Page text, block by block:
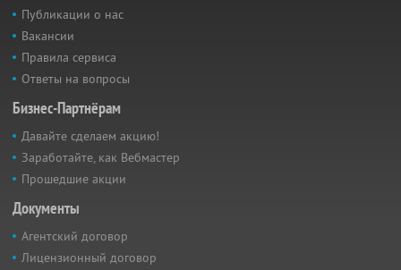
Публикации о нас
Вакансии
Правила сервиса
Ответы на вопросы
Бизнес-Партнёрам
Давайте сделаем акцию!
Заработайте, как Вебмастер
Прошедшие акции
Документы
Агентский договор
Лицензионный договор